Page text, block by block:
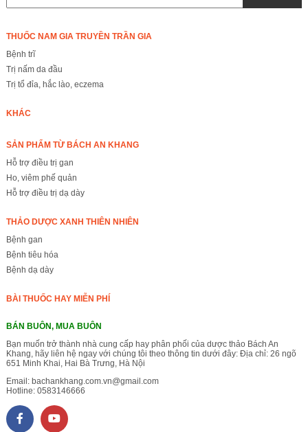
THUỐC NAM GIA TRUYỀN TRẦN GIA
Bệnh trĩ
Trị nấm da đầu
Trị tổ đỉa, hắc lào, eczema
KHÁC
SẢN PHẨM TỪ BÁCH AN KHANG
Hỗ trợ điều trị gan
Ho, viêm phế quản
Hỗ trợ điều trị dạ dày
THẢO DƯỢC XANH THIÊN NHIÊN
Bệnh gan
Bệnh tiêu hóa
Bệnh dạ dày
BÀI THUỐC HAY MIỄN PHÍ
BÁN BUÔN, MUA BUÔN
Bạn muốn trở thành nhà cung cấp hay phân phối của dược thảo Bách An
Khang, hãy liên hệ ngay với chúng tôi theo thông tin dưới đây: Địa chỉ: 26 ngõ
651 Minh Khai, Hai Bà Trưng, Hà Nội
Email: bachankhang.com.vn@gmail.com
Hotline: 0583146666